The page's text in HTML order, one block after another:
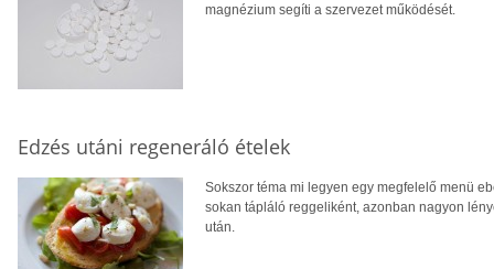
magnézium segíti a szervezet működését.
Edzés utáni regeneráló ételek
Sokszor téma mi legyen egy megfelelő menü
sokan tápláló reggeliként, azonban nagyon
után.